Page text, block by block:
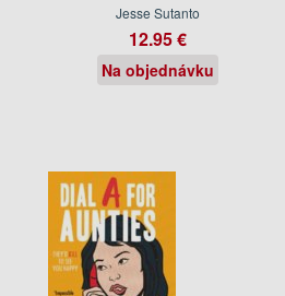
Jesse Sutanto
12.95 €
Na objednávku